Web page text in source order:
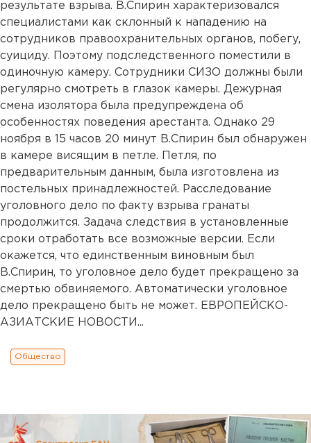
результате взрыва. В.Спирин характеризовался
специалистами как склонный к нападению на
сотрудников правоохранительных органов, побегу,
суициду. Поэтому подследственного поместили в
одиночную камеру. Сотрудники СИЗО должны были
регулярно смотреть в глазок камеры. Дежурная
смена изолятора была предупреждена об
особенностях поведения арестанта. Однако 29
ноября в 15 часов 20 минут В.Спирин был обнаружен
в камере висящим в петле. Петля, по
предварительным данным, была изготовлена из
постельных принадлежностей. Расследование
уголовного дело по факту взрыва гранаты
продолжится. Задача следствия в установленные
сроки отработать все возможные версии. Если
окажется, что единственным виновным был
В.Спирин, то уголовное дело будет прекращено за
смертью обвиняемого. Автоматически уголовное
дело прекращено быть не может. ЕВРОПЕЙСКО-
АЗИАТСКИЕ НОВОСТИ...
Общество